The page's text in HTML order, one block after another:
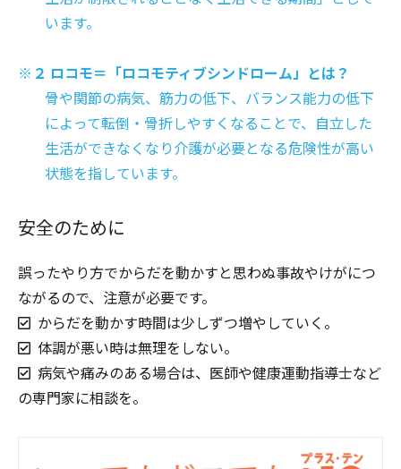
います。
※２ ロコモ＝「ロコモティブシンドローム」とは？
骨や関節の病気、筋力の低下、バランス能力の低下
によって転倒・骨折しやすくなることで、自立した
生活ができなくなり介護が必要となる危険性が高い
状態を指しています。
安全のために
誤ったやり方でからだを動かすと思わぬ事故やけがにつ
ながるので、注意が必要です。
からだを動かす時間は少しずつ増やしていく。
体調が悪い時は無理をしない。
病気や痛みのある場合は、医師や健康運動指導士など
の専門家に相談を。